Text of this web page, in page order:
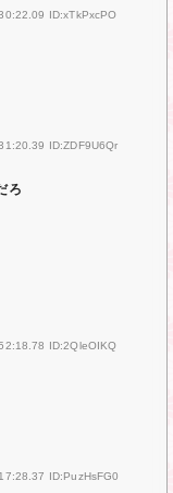
ID:xTkPxcPO
ID:ZDF9U6Qr
ろ
ID:2QleOIKQ
ID:PuzHsFG0